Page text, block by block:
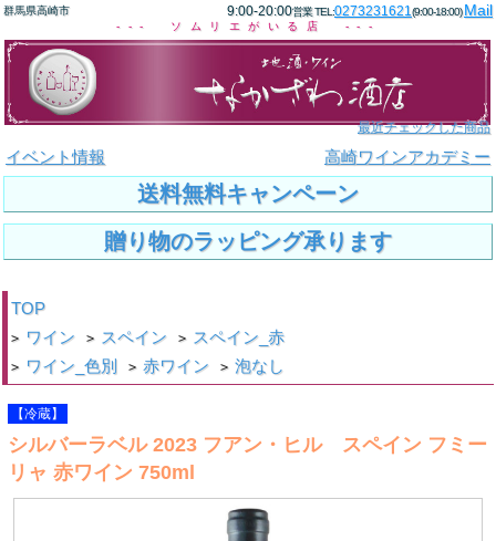
群馬県高崎市 9:00-20:00営業 TEL:0273231621(9:00-18:00)Mail
--- ソムリエがいる店 ---
最近チェックした商品
イベント情報 高崎ワインアカデミー
送料無料キャンペーン
贈り物のラッピング承ります
TOP
> ワイン > スペイン > スペイン_赤
> ワイン_色別 > 赤ワイン > 泡なし
【冷蔵】
シルバーラベル 2023 フアン・ヒル スペイン フミー
リャ 赤ワイン 750ml